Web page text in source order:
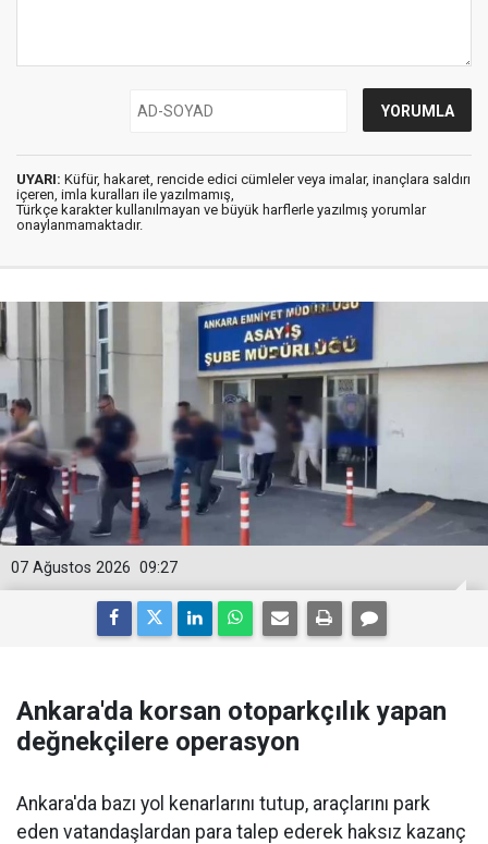
UYARI: Küfür, hakaret, rencide edici cümleler veya imalar, inançlara saldırı
içeren, imla kuralları ile yazılmamış,
Türkçe karakter kullanılmayan ve büyük harflerle yazılmış yorumlar
onaylanmamaktadır.
09:27
07 Ağustos 2026
Ankara'da korsan otoparkçılık yapan
değnekçilere operasyon
Ankara'da bazı yol kenarlarını tutup, araçlarını park
eden vatandaşlardan para talep ederek haksız kazanç